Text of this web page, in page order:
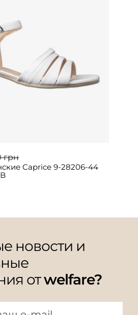
грн
Caprice 9-28206-44
новости и
отwelfare?